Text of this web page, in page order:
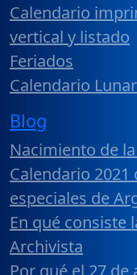
Calendario
vertical y listado
Feriados
Calendario Lunar
Blog
Nacimiento de
Calendario
especiales de
En qué consiste
Archivista
Por qué el 27 de